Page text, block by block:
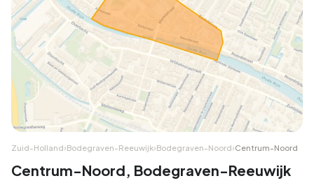
Zuid-Holland›Bodegraven-Reeuwijk›Bodegraven-Noord›Centrum-Noord
Centrum-Noord, Bodegraven-Reeuwijk